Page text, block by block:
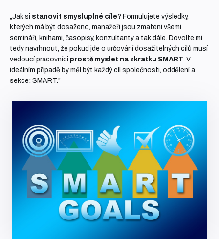
„Jak si stanovit smysluplné cíle? Formulujete výsledky,
kterých má být dosaženo, manažeři jsou zmateni všemi
semináři, knihami, časopisy, konzultanty a tak dále. Dovolte mi
tedy navrhnout, že pokud jde o určování dosažitelných cílů musí
vedoucí pracovníci prostě myslet na zkratku SMART . V
ideálním případě by měl být každý cíl společnosti, oddělení a
sekce: SMART.”